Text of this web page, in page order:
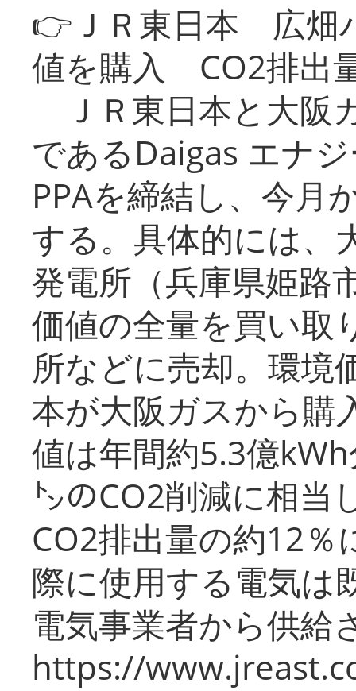
👉ＪＲ東日本 広畑
値を購入 CO2排出
ＪＲ東日本と大阪
であるDaigas エナ
PPAを締結し、今月
する。具体的には、
発電所（兵庫県姫路
価値の全量を買い取
所などに売却。環境
本が大阪ガスから購
値は年間約5.3億
㌧のCO2削減に相当
CO2排出量の約12％
際に使用する電気は
電気事業者から供給
https://